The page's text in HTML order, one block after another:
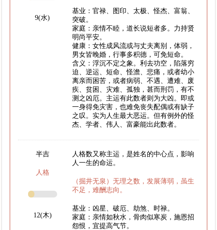
9(水)
基业：官禄、图印、太极、怪杰、富翁、
突破。
家庭：亲情不睦，道长说短者多。力持贤
明尚平安。
健康：女性成风流或与丈夫离别，体弱，
男女皆晚婚，行事多积德，可免短命。
含义：浮沉不定之象。利去功空，陷落穷
迫、逆运、短命、怪澹、悲痛，或者幼小
离亲而困苦，或者病弱、不遇、遭难、废
疾、贫困、灾难、孤独，甚而刑罚，有不
测之凶厄。主运有此数者则为大凶。即或
一身得免灾害，也难免丧失配偶或有缺子
之叹。实为人生最大恶运。但有例外的怪
杰、学者、伟人、富豪能出此数者。
半吉
人格
12(木)
人格数又称主运，是姓名的中心点，影响
人一生的命运。
（掘井无泉）无理之数，发展薄弱，虽生
不足，难酬志向。
基业：凶星、破厄、劫煞、时禄。
家庭：亲情如秋水，骨肉似寒炭，施恩招
怨恨，宜提高气节。